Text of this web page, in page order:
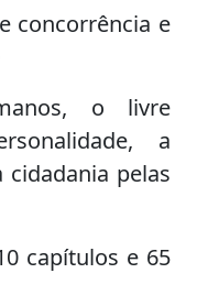
concorrência e
o livre
a
pelas
capítulos e 65